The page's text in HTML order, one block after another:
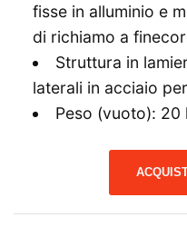
fisse in alluminio e
di richiamo a
Struttura in
laterali in acciaio
Peso (vuoto): 20